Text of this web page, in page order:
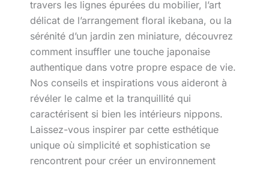
travers les lignes épurées du mobilier, l’art
délicat de l’arrangement floral ikebana, ou la
sérénité d’un jardin zen miniature, découvrez
comment insuffler une touche japonaise
authentique dans votre propre espace de vie.
Nos conseils et inspirations vous aideront à
révéler le calme et la tranquillité qui
caractérisent si bien les intérieurs nippons.
Laissez-vous inspirer par cette esthétique
unique où simplicité et sophistication se
rencontrent pour créer un environnement